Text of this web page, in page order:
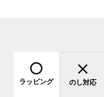
ラッピング のし対応